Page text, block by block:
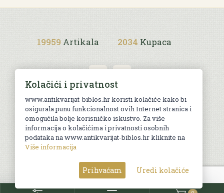
19959 Artikala 2034 Kupaca
Uvjeti kupnje
© Sva prava pridržana. Web by
Kolačići i privatnost
www.antikvarijat-biblos.hr koristi kolačiće kako bi
osigurala punu funkcionalnost ovih Internet stranica i
omogućila bolje korisničko iskustvo. Za više
informacija o kolačićima i privatnosti osobnih
podataka na www.antikvarijat-biblos.hr kliknite na
Više informacija
Prihvaćam Uredi kolačiće